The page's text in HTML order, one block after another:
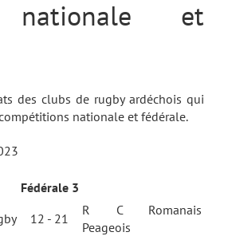
nationale et
des clubs de rugby ardéchois qui
nationale et fédérale.
Fédérale 3
12 - 21
R C Romanais
Peageois